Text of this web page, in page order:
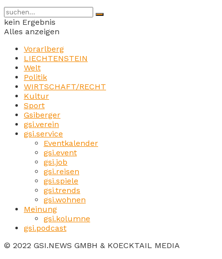
kein Ergebnis
Alles anzeigen
Vorarlberg
LIECHTENSTEIN
Welt
Politik
WIRTSCHAFT/RECHT
Kultur
Sport
Gsiberger
gsi.verein
gsi.service
Eventkalender
gsi.event
gsi.job
gsi.reisen
gsi.spiele
gsi.trends
gsi.wohnen
Meinung
gsi.kolumne
gsi.podcast
© 2022 GSI.NEWS GMBH & KOECKTAIL MEDIA